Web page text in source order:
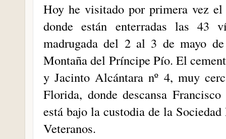
Hoy he visitado por primera vez
donde están enterradas las 43
madrugada del 2 al 3 de mayo
Montaña del Príncipe Pío. El
y Jacinto Alcántara nº 4, muy
Florida, donde descansa
está bajo la custodia de la
Veteranos.